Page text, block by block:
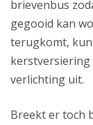
brievenbus
gegooid kan
terugkomt,
kerstversiering
verlichting uit.
Breekt er toch